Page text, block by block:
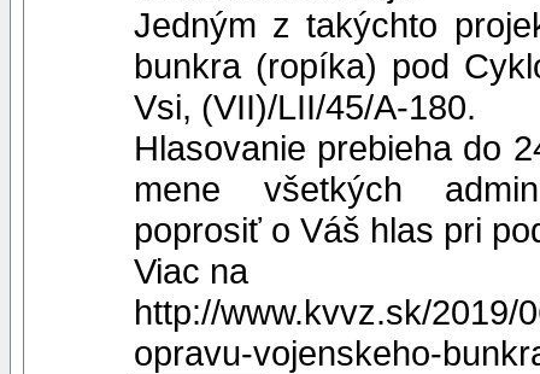
Jedným z takýchto
bunkra (ropíka) pod
Vsi, (VII)/LII/45/A-180.
Hlasovanie prebieha do
mene všetkých
poprosiť o Váš hlas pri
Viac na
http://www.kvvz.sk/2019/
opravu-vojenskeho-